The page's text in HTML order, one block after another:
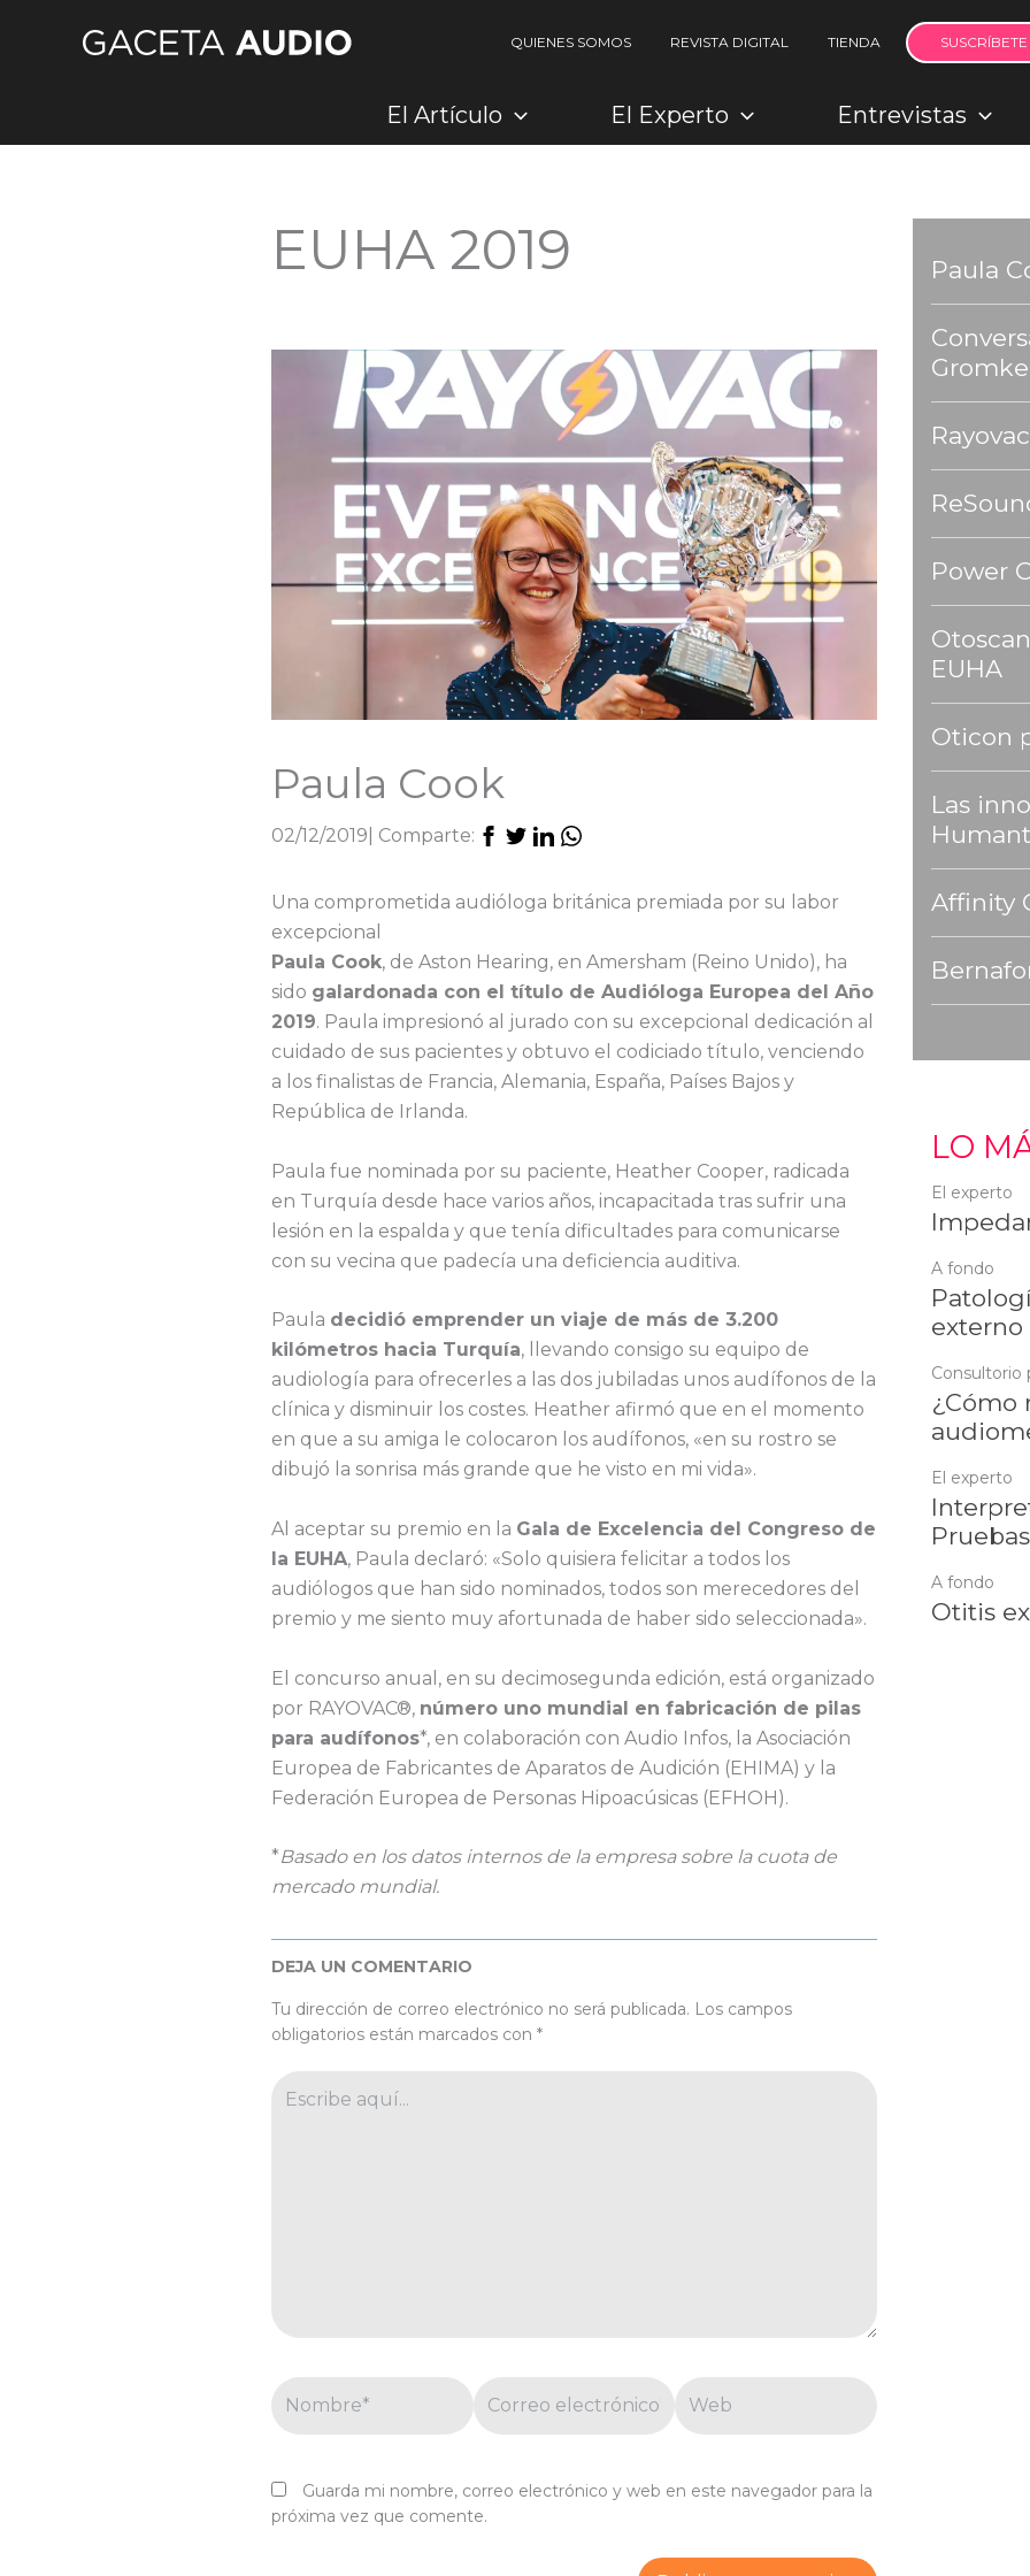
QUIENES SOMOS REVISTA DIGITAL TIENDA SUSCRÍBETE
El Artículo El Experto Entrevistas
EUHA 2019
Paula Cook
02/12/2019 | Comparte:
Una comprometida audióloga británica premiada por su labor
excepcional
Paula Cook, de Aston Hearing, en Amersham (Reino Unido), ha
sido galardonada con el título de Audióloga Europea del Año
2019. Paula impresionó al jurado con su excepcional dedicación al
cuidado de sus pacientes y obtuvo el codiciado título, venciendo
a los finalistas de Francia, Alemania, España, Países Bajos y
República de Irlanda.
Paula fue nominada por su paciente, Heather Cooper, radicada
en Turquía desde hace varios años, incapacitada tras sufrir una
lesión en la espalda y que tenía dificultades para comunicarse
con su vecina que padecía una deficiencia auditiva.
Paula decidió emprender un viaje de más de 3.200
kilómetros hacia Turquía, llevando consigo su equipo de
audiología para ofrecerles a las dos jubiladas unos audífonos de la
clínica y disminuir los costes. Heather afirmó que en el momento
en que a su amiga le colocaron los audífonos, «en su rostro se
dibujó la sonrisa más grande que he visto en mi vida».
Al aceptar su premio en la Gala de Excelencia del Congreso de
la EUHA, Paula declaró: «Solo quisiera felicitar a todos los
audiólogos que han sido nominados, todos son merecedores del
premio y me siento muy afortunada de haber sido seleccionada».
El concurso anual, en su decimosegunda edición, está organizado
por RAYOVAC®, número uno mundial en fabricación de pilas
para audífonos*, en colaboración con Audio Infos, la Asociación
Europea de Fabricantes de Aparatos de Audición (EHIMA) y la
Federación Europea de Personas Hipoacúsicas (EFHOH).
*Basado en los datos internos de la empresa sobre la cuota de
mercado mundial.
DEJA UN COMENTARIO
Tu dirección de correo electrónico no será publicada. Los campos
obligatorios están marcados con *
Guarda mi nombre, correo electrónico y web en este navegador para la
próxima vez que comente.
Paula
Gromke
Rayovac
Power
EUHA
Oticon
Las
Affinity
LO
El experto
A fondo
externo
Consultorio
¿Cómo
El experto
A fondo
Otitis